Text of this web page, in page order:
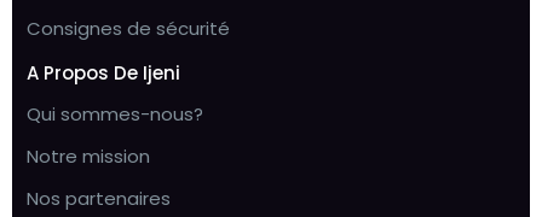
Consignes de sécurité
A Propos De Ijeni
Qui sommes-nous?
Notre mission
Nos partenaires